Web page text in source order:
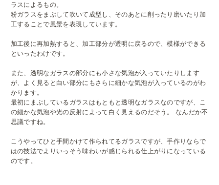
ラスによるもの。
粉ガラスをまぶして吹いて成型し、そのあとに削ったり磨いたり加
工することで風景を表現しています。
加工後に再加熱すると、加工部分が透明に戻るので、模様ができる
といったわけです。
また、透明なガラスの部分にも小さな気泡が入っていたりします
が、よく見ると白い部分にもさらに細かな気泡が入っているのがわ
かります。
最初にまぶしているガラスはもともと透明なガラスなのですが、こ
の細かな気泡や光の反射によって白く見えるのだそう。 なんだか不
思議ですね。
こうやってひと手間かけて作られてるガラスですが、手作りならで
はの技法でよりいっそう味わいが感じられる仕上がりになっている
のです。